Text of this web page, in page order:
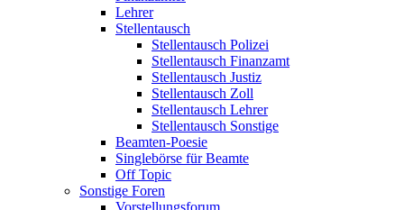
Lehrer
Stellentausch
Stellentausch Polizei
Stellentausch Finanzamt
Stellentausch Justiz
Stellentausch Zoll
Stellentausch Lehrer
Stellentausch Sonstige
Beamten-Poesie
Singlebörse für Beamte
Off Topic
Sonstige Foren
Vorstellungsforum